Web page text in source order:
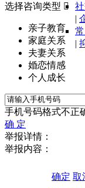
|
|
选择咨询类型 
亲子教育
家庭关系
夫妻关系
婚恋情感
个人成长
手机号码格式不正
确 定
举报详情：
举报内容：
确定 取